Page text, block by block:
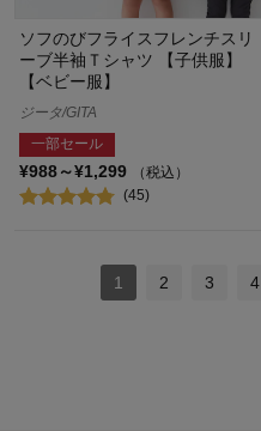
ソフのびフライスフレンチスリ
ーブ半袖Ｔシャツ 【子供服】
【ベビー服】
ジータ/GITA
一部セール
¥988～¥1,299
（税込）
(45)
1 2 3 4